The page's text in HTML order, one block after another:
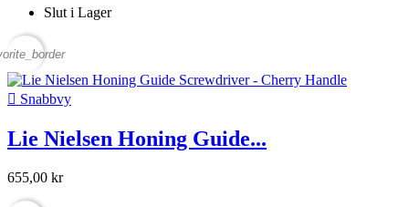
Slut i Lager
 Snabbvy
Lie Nielsen Honing Guide...
655,00 kr